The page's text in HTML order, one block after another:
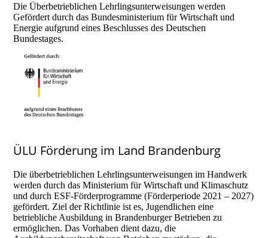
Die Überbetrieblichen Lehrlingsunterweisungen werden
Gefördert durch das Bundesministerium für Wirtschaft und
Energie aufgrund eines Beschlusses des Deutschen
Bundestages.
ÜLU Förderung im Land Brandenburg
Die überbetrieblichen Lehrlingsunterweisungen im Handwerk
werden durch das Ministerium für Wirtschaft und Klimaschutz
und durch ESF-Förderprogramme (Förderperiode 2021 – 2027)
gefördert. Ziel der Richtlinie ist es, Jugendlichen eine
betriebliche Ausbildung in Brandenburger Betrieben zu
ermöglichen. Das Vorhaben dient dazu, die